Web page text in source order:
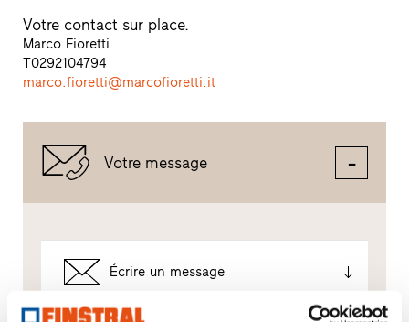
Votre contact sur place.
Marco Fioretti
T0292104794
marco.fioretti@marcofioretti.it
Votre message
Écrire un message